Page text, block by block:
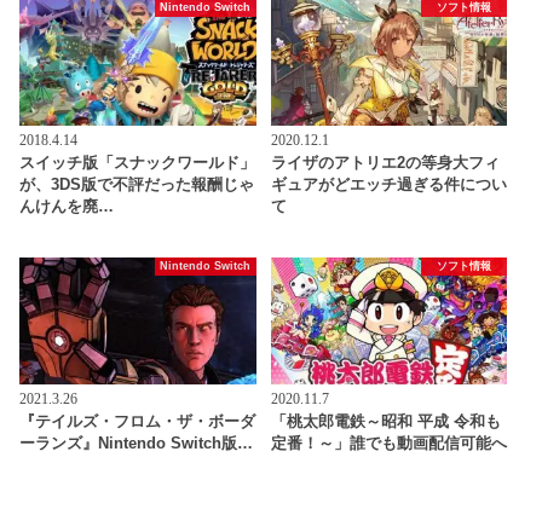
Nintendo Switch
2018.4.14
スイッチ版「スナックワールド」
が、3DS版で不評だった報酬じゃ
んけんを廃…
ソフト情報
2020.12.1
ライザのアトリエ2の等身大フィ
ギュアがどエッチ過ぎる件につい
て
Nintendo Switch
2021.3.26
『テイルズ・フロム・ザ・ボーダ
ーランズ』Nintendo Switch版…
ソフト情報
2020.11.7
「桃太郎電鉄～昭和 平成 令和も
定番！～」誰でも動画配信可能へ